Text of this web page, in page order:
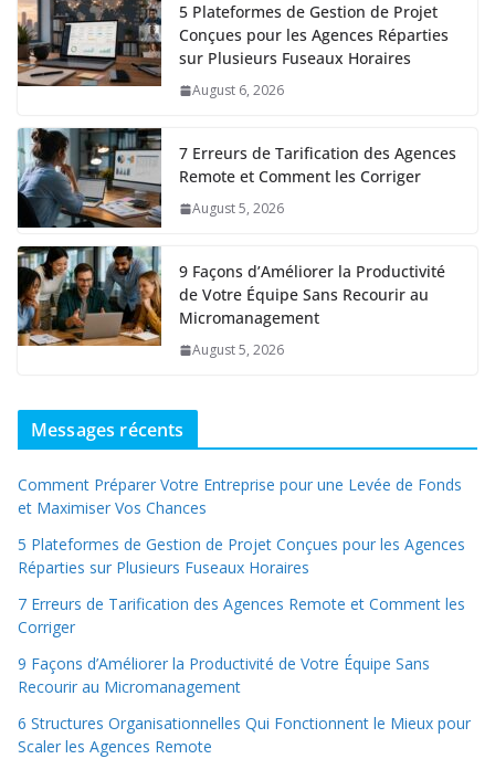
5 Plateformes de Gestion de Projet
Conçues pour les Agences Réparties
sur Plusieurs Fuseaux Horaires
August 6, 2026
7 Erreurs de Tarification des Agences
Remote et Comment les Corriger
August 5, 2026
9 Façons d’Améliorer la Productivité
de Votre Équipe Sans Recourir au
Micromanagement
August 5, 2026
Messages récents
Comment Préparer Votre Entreprise pour une Levée de Fonds
et Maximiser Vos Chances
5 Plateformes de Gestion de Projet Conçues pour les Agences
Réparties sur Plusieurs Fuseaux Horaires
7 Erreurs de Tarification des Agences Remote et Comment les
Corriger
9 Façons d’Améliorer la Productivité de Votre Équipe Sans
Recourir au Micromanagement
6 Structures Organisationnelles Qui Fonctionnent le Mieux pour
Scaler les Agences Remote